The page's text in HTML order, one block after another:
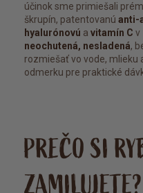
účinok sme primiešali
škrupín, patentovanú anti-
hyalurónovú a vitamín C v
neochutená, nesladená,
rozmiešať vo vode, mlieku
odmerku pre praktické
PREČO SI
ZAMILUJETE?